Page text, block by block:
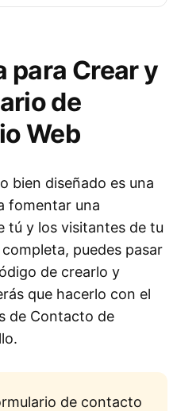
para Crear y
de
Web
bien diseñado es una
fomentar una
tú y los visitantes de tu
puedes pasar
de crearlo y
que hacerlo con el
de Contacto de
de contacto